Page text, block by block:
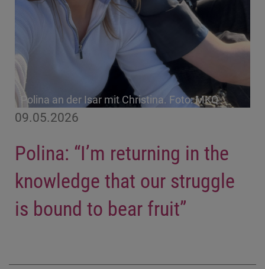
09.05.2026
Polina: “I’m returning in the
knowledge that our struggle
is bound to bear fruit”
Polina an der Isar mit Christina. Foto: MKQ